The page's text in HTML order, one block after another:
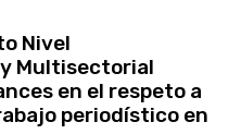
Nivel
Multisectorial
en el respeto a
periodístico en